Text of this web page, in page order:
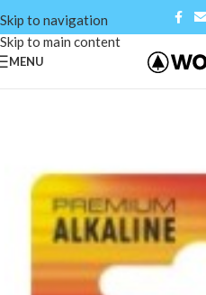
Skip to navigation
Skip to main content
MENU